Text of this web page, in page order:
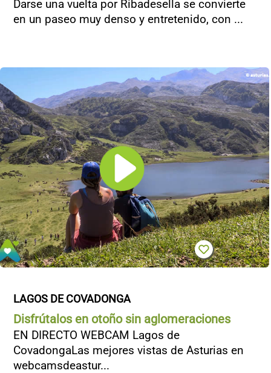
Darse una vuelta por Ribadesella se convierte
en un paseo muy denso y entretenido, con ...
LAGOS DE COVADONGA
Disfrútalos en otoño sin aglomeraciones
EN DIRECTO WEBCAM Lagos de
CovadongaLas mejores vistas de Asturias en
webcamsdeastur...